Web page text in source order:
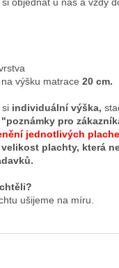
výšku matrace 20 cm.
si individuální výška,
"poznámky pro
jednotlivých
plachty, která
ušijeme na míru.